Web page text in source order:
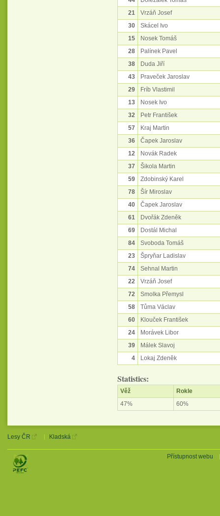
21
Vrzáň Josef
30
Skácel Ivo
15
Nosek Tomáš
28
Palínek Pavel
38
Duda Jiří
43
Praveček Jaroslav
29
Fríb Vlastimil
13
Nosek Ivo
32
Petr František
57
Kraj Martin
36
Čapek Jaroslav
12
Novák Radek
37
Šikola Martin
59
Zdobinský Karel
78
Šír Miroslav
40
Čapek Jaroslav
61
Dvořák Zdeněk
69
Dostál Michal
84
Svoboda Tomáš
23
Špryňar Ladislav
74
Sehnal Martin
22
Vrzáň Josef
72
Smolka Přemysl
58
Tůma Václav
60
Klouček František
24
Morávek Libor
39
Málek Slavoj
4
Lokaj Zdeněk
Statistics:
Věž
Rokle
47%
60%
Lesy ČR Kladská
Přístupnost webu